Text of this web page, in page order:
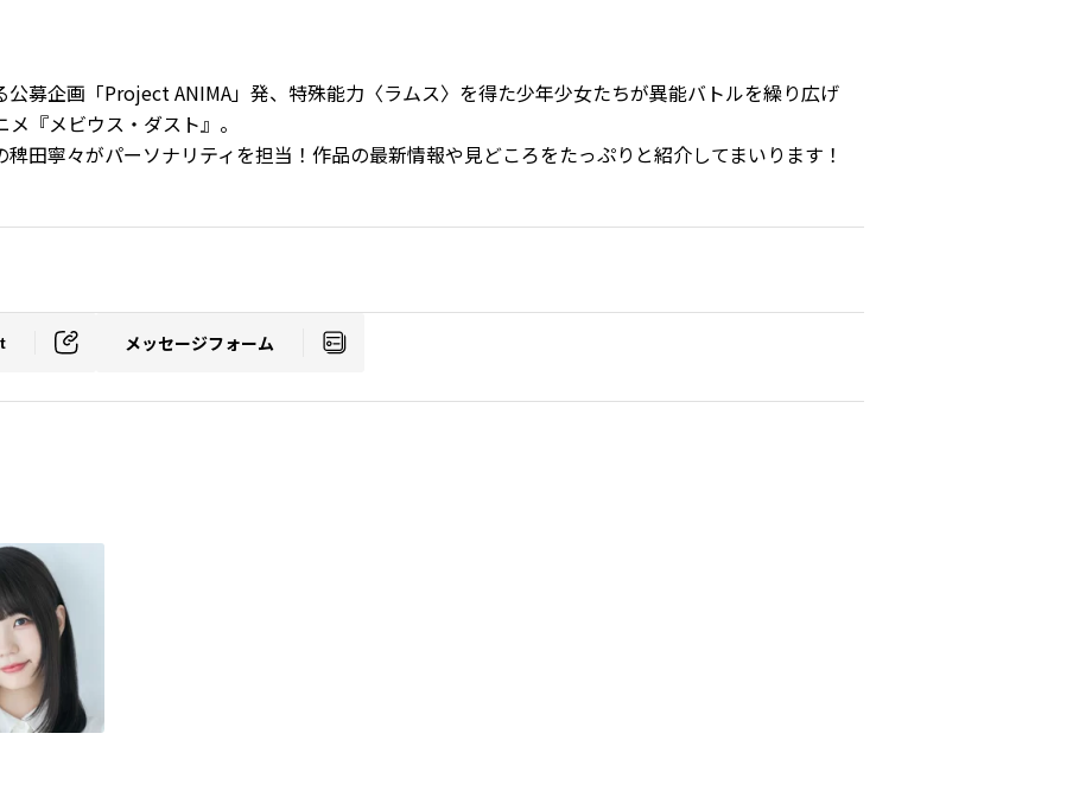
募企画「Project ANIMA」発、特殊能力〈ラムス〉を得た少年少女たちが異能バトルを繰り広げ
『メビウス・ダスト』。
田寧々がパーソナリティを担当！作品の最新情報や見どころをたっぷりと紹介してまいります！
メッセージフォーム